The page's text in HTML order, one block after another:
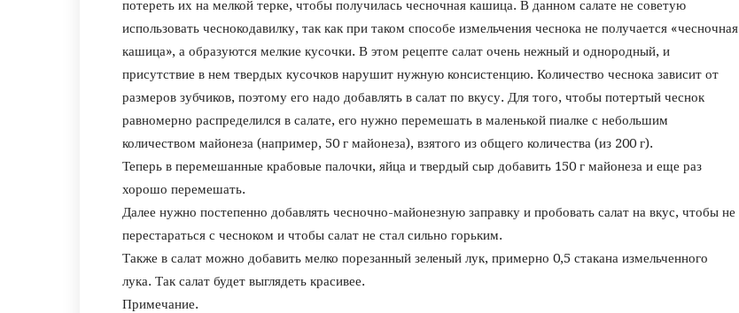
потереть их на мелкой терке, чтобы получилась чесночная кашица. В данном салате не советую
использовать чеснокодавилку, так как при таком способе измельчения чеснока не получается «чесночная
кашица», а образуются мелкие кусочки. В этом рецепте салат очень нежный и однородный, и
присутствие в нем твердых кусочков нарушит нужную консистенцию. Количество чеснока зависит от
размеров зубчиков, поэтому его надо добавлять в салат по вкусу. Для того, чтобы потертый чеснок
равномерно распределился в салате, его нужно перемешать в маленькой пиалке с небольшим
количеством майонеза (например, 50 г майонеза), взятого из общего количества (из 200 г).
Теперь в перемешанные крабовые палочки, яйца и твердый сыр добавить 150 г майонеза и еще раз
хорошо перемешать.
Далее нужно постепенно добавлять чесночно-майонезную заправку и пробовать салат на вкус, чтобы не
перестараться с чесноком и чтобы салат не стал сильно горьким.
Также в салат можно добавить мелко порезанный зеленый лук, примерно 0,5 стакана измельченного
лука. Так салат будет выглядеть красивее.
Примечание.